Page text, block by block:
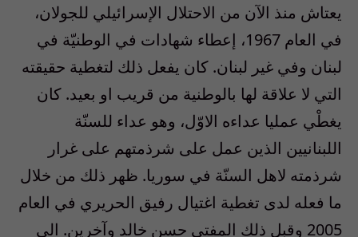
يعتاش منذ الآن من الاحتلال الإسرائيلي للجولان،
في العام 1967، إعطاء شهادات في الوطنيّة في
لبنان وفي غير لبنان. كان يفعل ذلك لتغطية حقيقته
التي لا علاقة لها بالوطنية من قريب او بعيد. كان
يغطْي عمليا عداءه الاوّل، وهو عداء للسنّة
اللبنانيين الذين عمل على شرذمتهم على غرار
شرذمته لاهل السنّة في سوريا. ظهر ذلك من خلال
ما فعله لدى تغطية اغتيال رفيق الحريري في العام
2005 وقبل ذلك المفتي حسن خالد وآخرين. الى